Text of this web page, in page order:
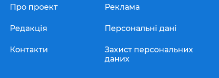
Про проект
Редакція
Контакти
Реклама
Персональні дані
Захист персональних
даних